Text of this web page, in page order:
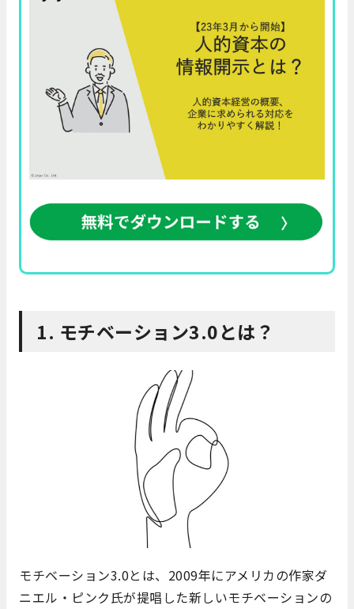
1. モチベーション3.0とは？
モチベーション3.0とは、2009年にアメリカの作家ダ
ニエル・ピンク氏が提唱した新しいモチベーションの